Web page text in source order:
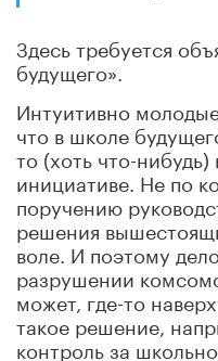
Здесь требуется
будущего».
Интуитивно
что в школе
то (хоть что-
инициативе. Не по
поручению
решения
воле. И поэтому
разрушении
может, где-то
такое решение,
контроль за